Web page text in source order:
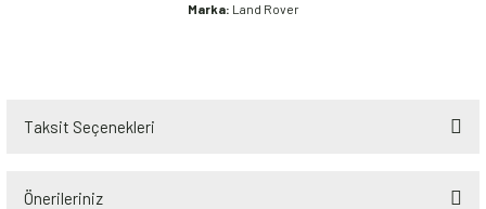
Marka: Land Rover
Taksit Seçenekleri
Önerileriniz